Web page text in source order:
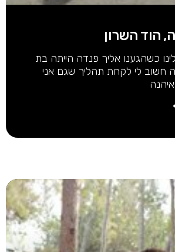
הוד השרון
כשהגענו אליך פנדה הייתה בת
חשוב לי לקחת תהליך שגם אני